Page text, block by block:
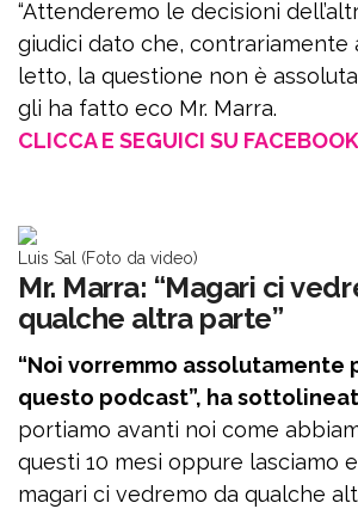
“Attenderemo le decisioni
giudici dato che, contrariamente
letto, la questione non è
gli ha fatto eco Mr. Marra.
CLICCA E SEGUICI SU FACEBOOK
Luis Sal (Foto da video)
Mr. Marra: “Magari ci
qualche altra parte”
“Noi vorremmo assolutamente
questo podcast”, ha
portiamo avanti noi come
questi 10 mesi oppure lasciamo
magari ci vedremo da qualche